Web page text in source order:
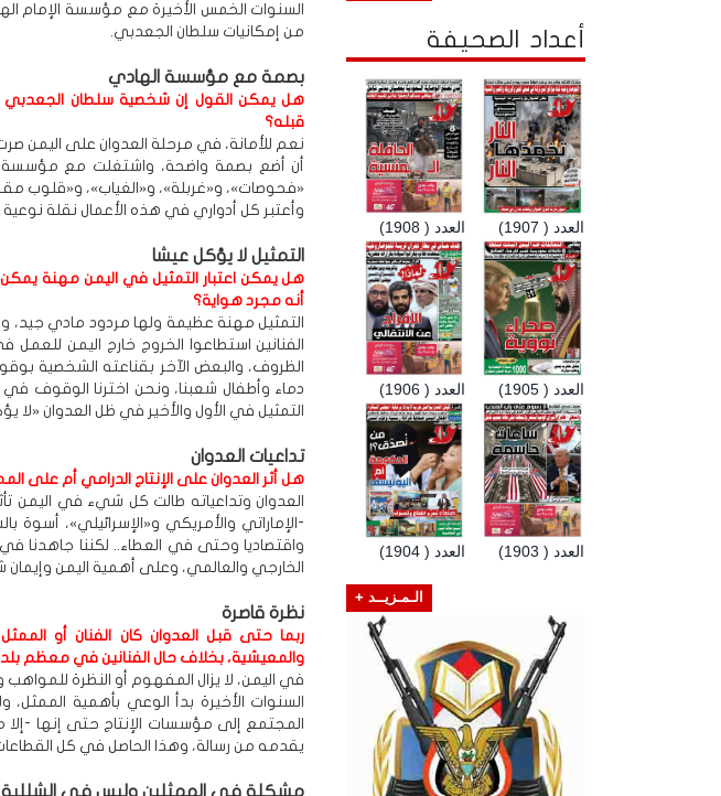
السنوات الخمس الأخيرة مع مؤسسة الإمام
من إمكانيات سلطان الجعدبي.
بصمة مع مؤسسة الهادي
هل يمكن القول إن شخصية سلطان الجعدبي
قبله؟
نعم للأمانة، في مرحلة العدوان على اليمن
أن أضع بصمة واضحة، واشتغلت مع
«فحوصات»، و«غربلة»، و«الغياب»، و«قلوب
وأعتبر كل أدواري في هذه الأعمال نقلة
التمثيل لا يؤكل عيشا
هل يمكن اعتبار التمثيل في اليمن مهنة
أنه مجرد هواية؟
التمثيل مهنة عظيمة ولها مردود مادي
الفنانين استطاعوا الخروج خارج اليمن
الظروف، والبعض الآخر بقناعته الشخصية
دماء وأطفال شعبنا، ونحن اخترنا الوقوف
التمثيل في الأول والأخير في ظل العدوان «لا
تداعيات العدوان
هل أثر العدوان على الإنتاج الدرامي أم على
العدوان وتداعياته طالت كل شيء في اليمن
-الإماراتي والأمريكي و«الإسرائيلي»، أسوة
واقتصاديا وحتى في العطاء.. لكننا جاهدنا
الخارجي والعالمي، وعلى أهمية اليمن
نظرة قاصرة
ربما حتى قبل العدوان كان الفنان أو
والمعيشية، بخلاف حال الفنانين في معظم
في اليمن، لا يزال المفهوم أو النظرة للمواهب
السنوات الأخيرة بدأ الوعي بأهمية
المجتمع إلى مؤسسات الإنتاج حتى إنها -
يقدمه من رسالة، وهذا الحاصل في كل
مشكلة في الممثلين وليس في الشللية
أعداد الصحيفة
العدد ( 1908) العدد ( 1907)
العدد ( 1906) العدد ( 1905)
العدد ( 1904) العدد ( 1903)
الـمـزيــد +